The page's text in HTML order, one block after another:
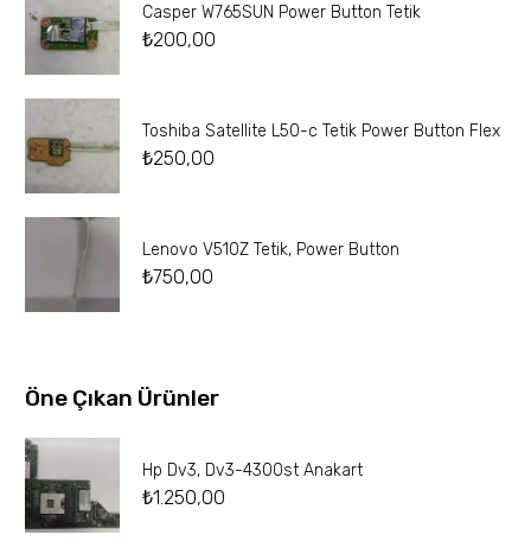
Casper W765SUN Power Button Tetik
₺200,00
Toshiba Satellite L50-c Tetik Power Button Flex
₺250,00
Lenovo V510Z Tetik, Power Button
₺750,00
Öne Çıkan Ürünler
Hp Dv3, Dv3-4300st Anakart
₺1.250,00